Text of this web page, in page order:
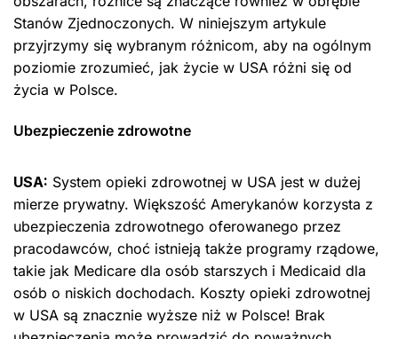
Stanów Zjednoczonych. W niniejszym artykule
przyjrzymy się wybranym różnicom, aby na ogólnym
poziomie zrozumieć, jak życie w USA różni się od
życia w Polsce.
Ubezpieczenie zdrowotne
USA: System opieki zdrowotnej w USA jest w dużej
mierze prywatny. Większość Amerykanów korzysta z
ubezpieczenia zdrowotnego oferowanego przez
pracodawców, choć istnieją także programy rządowe,
takie jak Medicare dla osób starszych i Medicaid dla
osób o niskich dochodach. Koszty opieki zdrowotnej
w USA są znacznie wyższe niż w Polsce! Brak